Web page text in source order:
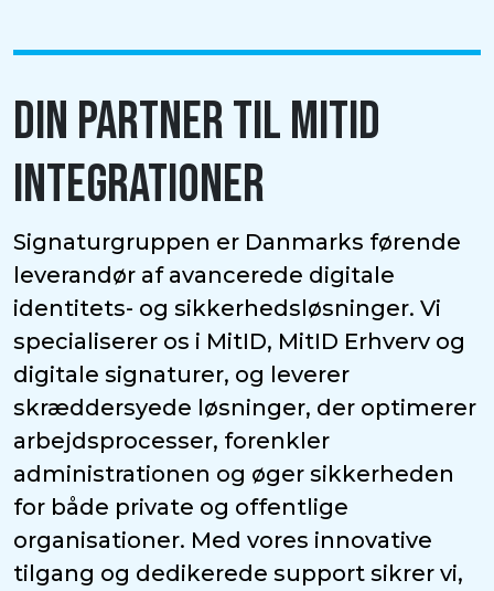
DIN PARTNER TIL MITID
INTEGRATIONER
Signaturgruppen er Danmarks førende
leverandør af avancerede digitale
identitets- og sikkerhedsløsninger. Vi
specialiserer os i MitID, MitID Erhverv og
digitale signaturer, og leverer
skræddersyede løsninger, der optimerer
arbejdsprocesser, forenkler
administrationen og øger sikkerheden
for både private og offentlige
organisationer. Med vores innovative
tilgang og dedikerede support sikrer vi,